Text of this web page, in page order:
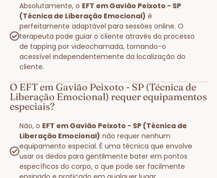
Absolutamente, o EFT em Gavião Peixoto - SP
(Técnica de Liberação Emocional) é
perfeitamente adaptável para sessões online. O
terapeuta pode guiar o cliente através do processo
de tapping por videochamada, tornando-o
acessível independentemente da localização do
cliente.
O EFT em Gavião Peixoto - SP (Técnica de
Liberação Emocional) requer equipamentos
especiais?
Não, o EFT em Gavião Peixoto - SP (Técnica de
Liberação Emocional) não requer nenhum
equipamento especial. É uma técnica que envolve
usar os dedos para gentilmente bater em pontos
específicos do corpo, o que pode ser facilmente